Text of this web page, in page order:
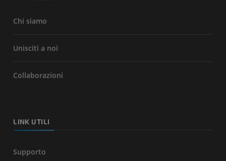
Chi siamo
Unisciti a noi
Collaborazioni
LINK UTILI
Supporto